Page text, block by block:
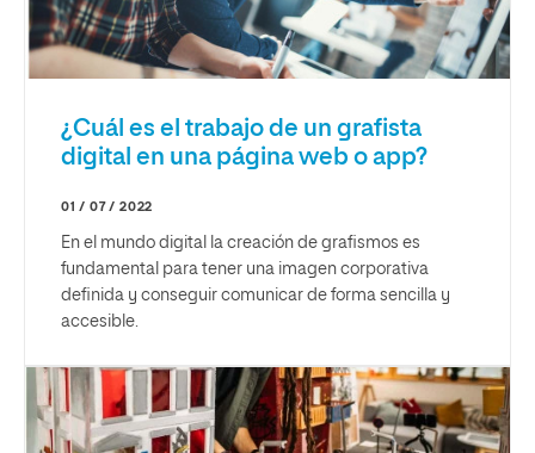
¿Cuál es el trabajo de un grafista
digital en una página web o app?
01 / 07 / 2022
En el mundo digital la creación de grafismos es
fundamental para tener una imagen corporativa
definida y conseguir comunicar de forma sencilla y
accesible.